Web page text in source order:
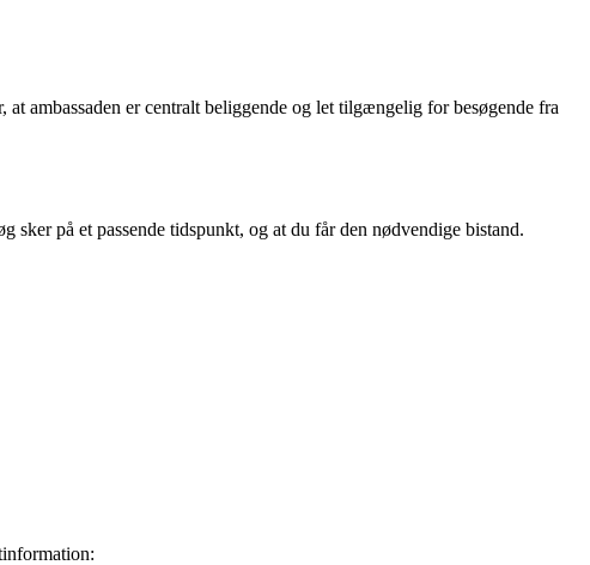
ambassaden er centralt beliggende og let tilgængelig for besøgende fra
på et passende tidspunkt, og at du får den nødvendige bistand.